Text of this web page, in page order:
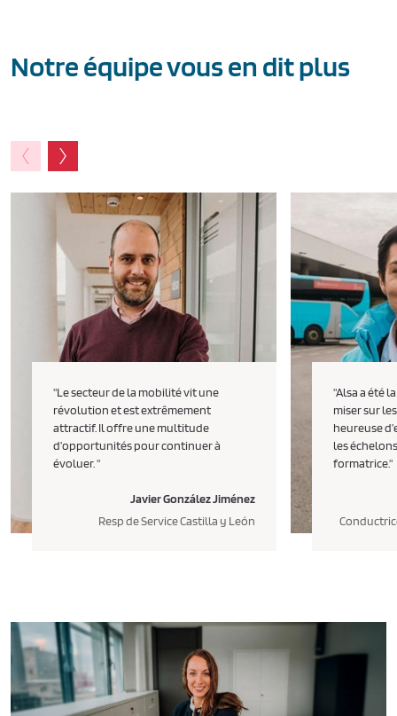
Notre équipe vous en dit plus
"Le secteur de la mobilité vit une
révolution et est extrêmement
attractif. Il offre une multitude
d’opportunités pour continuer à
évoluer. "
Javier González Jiménez
Resp de Service Castilla y León
"Alsa a été
miser sur
heureuse
les
formatrice."